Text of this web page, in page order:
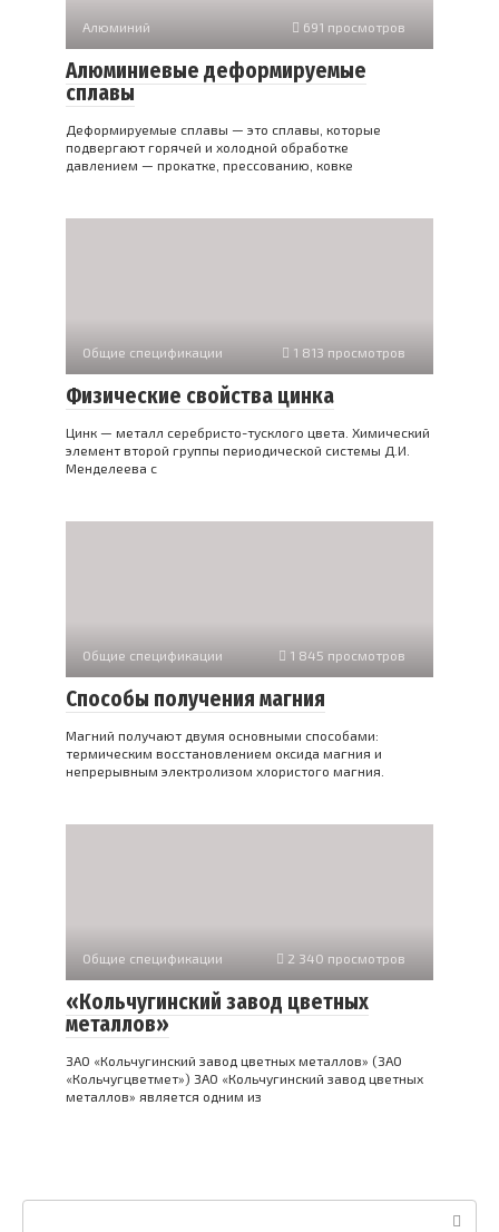
Алюминий 691 просмотров
Алюминиевые деформируемые
сплавы
Деформируемые сплавы — это сплавы, которые
подвергают горячей и холодной обработке
давлением — прокатке, прессованию, ковке
Общие спецификации 1 813 просмотров
Физические свойства цинка
Цинк — металл серебристо-тусклого цвета. Химический
элемент второй группы периодической системы Д.И.
Менделеева с
Общие спецификации 1 845 просмотров
Способы получения магния
Магний получают двумя основными способами:
термическим восстановлением оксида магния и
непрерывным электролизом хлористого магния.
Общие спецификации 2 340 просмотров
«Кольчугинский завод цветных
металлов»
ЗАО «Кольчугинский завод цветных металлов» (ЗАО
«Кольчугцветмет») ЗАО «Кольчугинский завод цветных
металлов» является одним из